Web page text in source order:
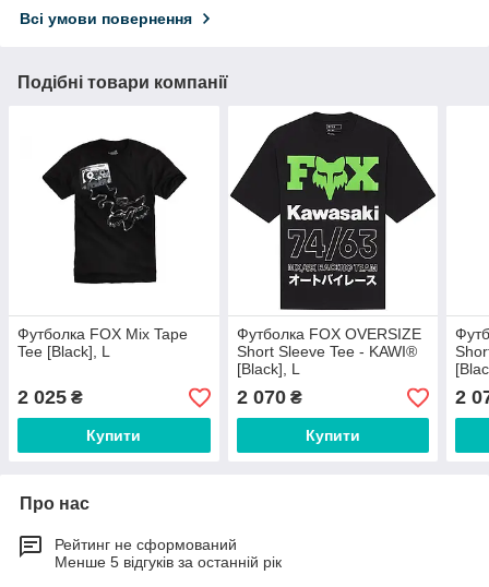
Всі умови повернення
Подібні товари компанії
Футболка FOX Mix Tape
Tee [Black], L
2 025 ₴
Купити
Футболка FOX OVERSIZE
Short Sleeve Tee - KAWI®
[Black], L
2 070₴
Купити
2
Про нас
Рейтинг не сформований
Менше 5 відгуків за останній рік